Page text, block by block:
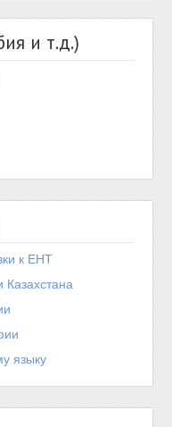
и т.д.)
к ЕНТ
языку